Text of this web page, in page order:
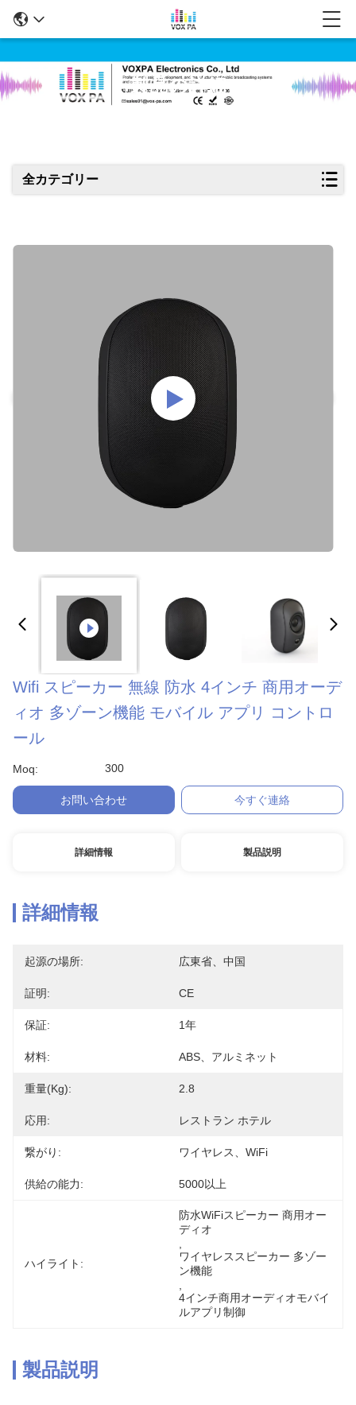
製品の詳細
全カテゴリー
Wifi スピーカー 無線 防水 4インチ 商用オーデ
ィオ 多ゾーン機能 モバイル アプリ コントロ
ール
Moq: 300
お問い合わせ 今すぐ連絡
詳細情報 製品説明
詳細情報
起源の場所: 広東省、中国
証明: CE
保証: 1年
材料: ABS、アルミネット
重量(kg): 2.8
応用: レストラン ホテル
繋がり: ワイヤレス、WiFi
供給の能力: 5000以上
ハイライト:
防水WiFiスピーカー 商用オー
ディオ
ワイヤレススピーカー 多ゾー
ン機能
4インチ商用オーディオモバイ
ルアプリ制御
製品説明